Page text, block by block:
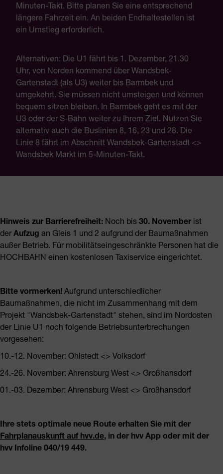
Minuten-Takt. Bitte planen Sie eine entsprechend
längere Fahrzeit ein. An beiden Endhaltestellen ist
ein Umstieg erforderlich.
Alternativen: Die U1 fährt bis 1. Dezember, 21.30
Uhr, von Norden kommend über Wandsbek-
Gartenstadt (als U3) weiter bis Barmbek und
umgekehrt. Sie müssen nicht umsteigen und können
bequem sitzen bleiben. In Barmbek geht es mit der
U3 oder der S-Bahn weiter zu Ihrem Ziel. Nutzen Sie
alternativ auch die Buslinien 8, 16, 23 und 28​. Die
Linie 8 fährt im Abschnitt Wandsbek-Gartenstadt <>
Wandsbek Markt im 5-Minuten-Takt.
Hinweis zur Barrierefreiheit: Noch bis 30. November ist
derAufzug an Gleis 1 und 2 aufgrund der Baumaßnahmen
außer Betrieb. Für mobilitätseingeschränkte Personen hat die
HOCHBAHN einen kostenlosen Taxiservice eingerichtet.
Bitte vormerken! Aufgrund unterschiedlicher
Baumaßnahmen, die nicht im Zusammenhang mit dem
Projekt "Wandsbek-Gartenstadt" stehen, sind im Nordosten
der Linie U1 noch folgende Betriebsunterbrechungen
vorgesehen:
10.-12. November: Ohlstedt <> Volksdorf
24.-26. November: Ahrensburg West <> Großhansdorf
01.-03. Dezember: Ahrensburg West <> Großhansdorf
Ihre stets optimale neue Route erhalten Sie mit der
Fahrplanauskunft auf hvv.de, in der hvv App oder mit der
hvv Infoline 040/19 449.